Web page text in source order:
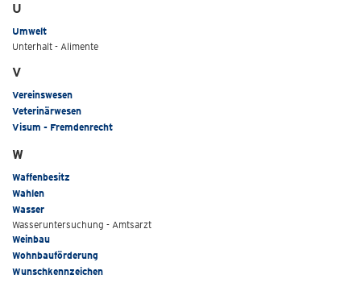
U
Umwelt
Unterhalt - Alimente
V
Vereinswesen
Veterinärwesen
Visum - Fremdenrecht
W
Waffenbesitz
Wahlen
Wasser
Wasseruntersuchung - Amtsarzt
Weinbau
Wohnbauförderung
Wunschkennzeichen